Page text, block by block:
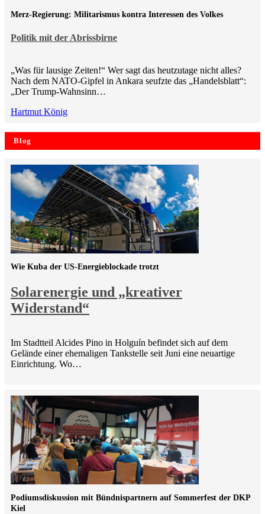
Politik mit der Abrissbirne
Merz-Regierung: Militarismus kontra Inte­ressen des Volkes
„Was für lausige Zeiten!“ Wer sagt das heutzutage nicht alles?
Nach dem NATO-Gipfel in Ankara seufzte das „Handelsblatt“:
„Der Trump-Wahnsinn…
Hartmut König
Blog
Solarenergie und „kreativer
Widerstand“
Wie Kuba der US-Energieblockade trotzt
Im Stadtteil Alcides Pino in Holguín befindet sich auf dem
Gelände einer ehemaligen Tankstelle seit Juni eine neuartige
Einrichtung. Wo…
Podiumsdiskussion mit Bündnispartnern auf Sommerfest der DKP
Kiel